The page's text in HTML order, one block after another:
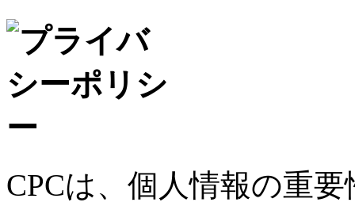
CPCは、個人情報の重